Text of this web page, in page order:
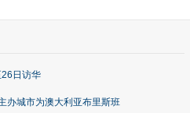
日访华
办城市为澳大利亚布里斯班